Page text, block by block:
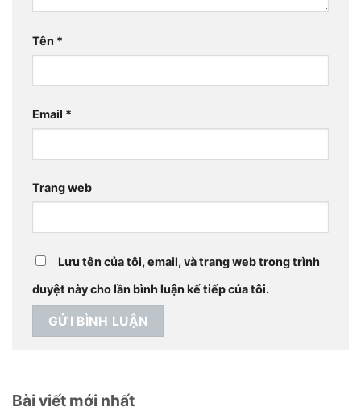
Tên *
Email *
Trang web
Lưu tên của tôi, email, và trang web trong trình
duyệt này cho lần bình luận kế tiếp của tôi.
Bài viết mới nhất